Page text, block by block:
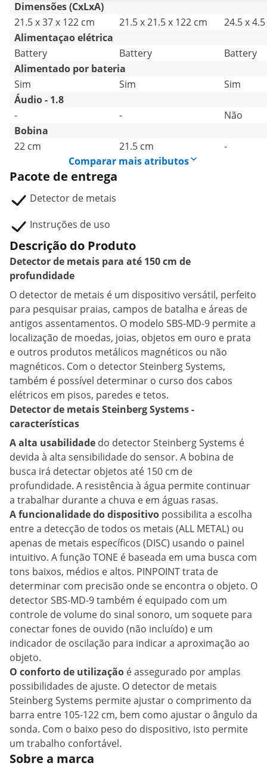
Dimensões (CxLxA)
21.5 x 37 x 122 cm
21.5 x 21.5 x 122 cm
24.5 x
Alimentaçao elétrica
Battery
Battery
Battery
Alimentado por bateria
Sim
Sim
Sim
Áudio - 1.8
-
-
Não
Bobina
22 cm
21.5 cm
-
Comparar mais atributos
Pacote de entrega
Detector de metais
Instruções de uso
Descrição do Produto
Detector de metais para até 150 cm de
profundidade
O detector de metais é um dispositivo versátil, perfeito
para pesquisar praias, campos de batalha e áreas de
antigos assentamentos. O modelo SBS-MD-9 permite a
localização de moedas, joias, objetos em ouro e prata
e outros produtos metálicos magnéticos ou não
magnéticos. Com o detector Steinberg Systems,
também é possível determinar o curso dos cabos
elétricos em pisos, paredes e tetos.
Detector de metais Steinberg Systems -
características
A alta usabilidade do detector Steinberg Systems é
devida à alta sensibilidade do sensor. A bobina de
busca irá detectar objetos até 150 cm de
profundidade. A resistência à água permite continuar
a trabalhar durante a chuva e em águas rasas.
A funcionalidade do dispositivo possibilita a escolha
entre a detecção de todos os metais (ALL METAL) ou
apenas de metais específicos (DISC) usando o painel
intuitivo. A função TONE é baseada em uma busca com
tons baixos, médios e altos. PINPOINT trata de
determinar com precisão onde se encontra o objeto. O
detector SBS-MD-9 também é equipado com um
controle de volume do sinal sonoro, um soquete para
conectar fones de ouvido (não incluído) e um
indicador de oscilação para indicar a aproximação ao
objeto.
O conforto de utilização é assegurado por amplas
possibilidades de ajuste. O detector de metais
Steinberg Systems permite ajustar o comprimento da
barra entre 105-122 cm, bem como ajustar o ângulo da
sonda. Com o baixo peso do dispositivo, isto permite
um trabalho confortável.
Sobre a marca